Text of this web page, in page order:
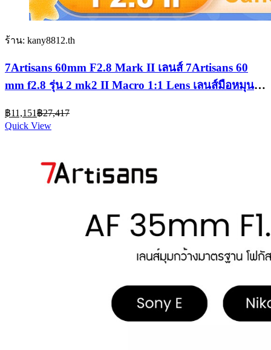
ร้าน: kany8812.th
7Artisans 60mm F2.8 Mark II เลนส์ 7Artisans 60
mm f2.8 รุ่น 2 mk2 II Macro 1:1 Lens เลนส์มือหมุน (
Fujifilm XF Sony E M4/3 M43 Lmount
฿11,151 Current
price
is:
฿27,417Original
Quick View